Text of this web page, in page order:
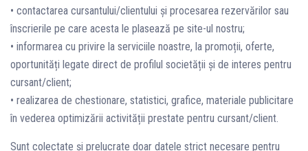
• contactarea cursantului/clientului și procesarea rezervărilor sau
înscrierile pe care acesta le plasează pe site-ul nostru;
• informarea cu privire la serviciile noastre, la promoții, oferte,
oportunități legate direct de profilul societății și de interes pentru
cursant/client;
• realizarea de chestionare, statistici, grafice, materiale publicitare
în vederea optimizării activității prestate pentru cursant/client.
Sunt colectate și prelucrate doar datele strict necesare pentru